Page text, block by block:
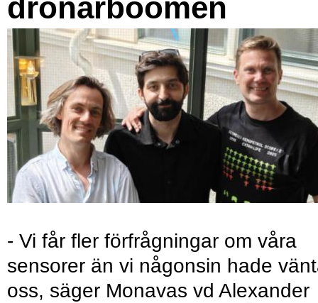
drönarboomen
- Vi får fler förfrågningar om våra
sensorer än vi någonsin hade
oss, säger Monavas vd Alexander